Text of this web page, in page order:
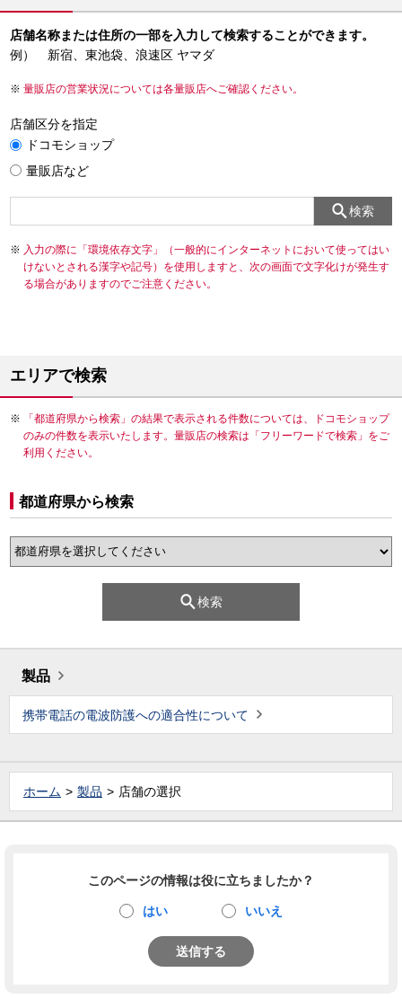
店舗名称または住所の一部を入力して検索することができます。
例） 新宿、東池袋、浪速区 ヤマダ
量販店の営業状況については各量販店へご確認ください。
店舗区分を指定
ドコモショップ
量販店など
検索
入力の際に「環境依存文字」（一般的にインターネットにおいて使ってはい
けないとされる漢字や記号）を使用しますと、次の画面で文字化けが発生す
る場合がありますのでご注意ください。
エリアで検索
「都道府県から検索」の結果で表示される件数については、ドコモショップ
のみの件数を表示いたします。量販店の検索は「フリーワードで検索」をご
利用ください。
都道府県から検索
検索
製品
携帯電話の電波防護への適合性について
ホーム 製品 店舗の選択
このページの情報は役に立ちましたか？
はい いいえ
送信する